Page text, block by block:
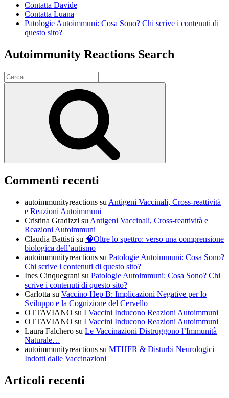
Contatta Davide
Contatta Luana
Patologie Autoimmuni: Cosa Sono? Chi scrive i contenuti di
questo sito?
Autoimmunity Reactions Search
Cerca:
Commenti recenti
autoimmunityreactions su Antigeni Vaccinali, Cross-reattività
e Reazioni Autoimmuni
Cristina Gradizzi su Antigeni Vaccinali, Cross-reattività e
Reazioni Autoimmuni
Claudia Battisti su 🧠Oltre lo spettro: verso una comprensione
biologica dell’autismo
autoimmunityreactions su Patologie Autoimmuni: Cosa Sono?
Chi scrive i contenuti di questo sito?
Ines Cinquegrani su Patologie Autoimmuni: Cosa Sono? Chi
scrive i contenuti di questo sito?
Carlotta su Vaccino Hep B: Implicazioni Negative per lo
Sviluppo e la Cognizione del Cervello
OTTAVIANO su I Vaccini Inducono Reazioni Autoimmuni
OTTAVIANO su I Vaccini Inducono Reazioni Autoimmuni
Laura Falchero su Le Vaccinazioni Distruggono l’Immunità
Naturale…
autoimmunityreactions su MTHFR & Disturbi Neurologici
Indotti dalle Vaccinazioni
Articoli recenti